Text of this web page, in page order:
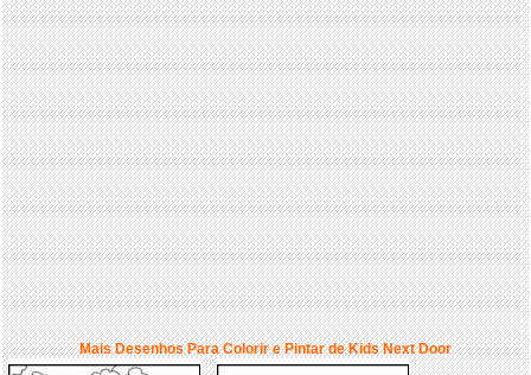
Mais Desenhos Para Colorir e Pintar de Kids Next Door